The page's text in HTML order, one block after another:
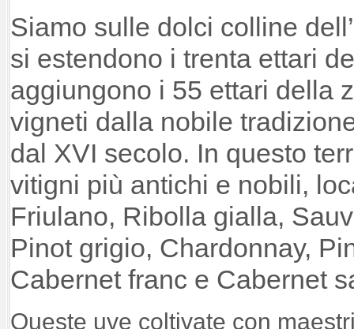
Siamo sulle dolci colline
si estendono i trenta ettari
aggiungono i 55 ettari della
vigneti dalla nobile
dal XVI secolo. In questo
vitigni più antichi e nobili,
Friulano, Ribolla gialla,
Pinot grigio, Chardonnay,
Cabernet franc e Cabernet
Queste uve coltivate con